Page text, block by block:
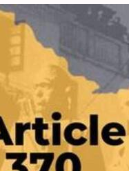
सरकार के
ऐतिहासिक फैसले को
जम्मू-कश्मीर को